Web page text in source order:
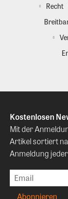
Recht
Kostenlosen
Mit der
Artikel sortiert
Anmeldung